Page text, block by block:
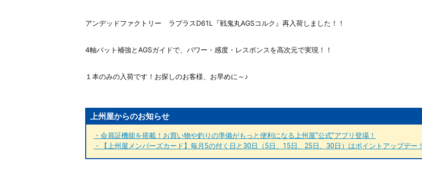
アンデッドファクトリー ラプラスD61L『戦鬼丸AGSコルク』再入荷しました！！
4軸バット補強とAGSガイドで、パワー・感度・レスポンスを高次元で実現！！
１本のみの入荷です！お探しのお客様、お早めに～♪
上州屋からのお知らせ
・会員証機能を搭載！お買い物や釣りの準備がもっと便利になる上州屋“公式”アプリ登場！
・【上州屋メンバーズカード】毎月5の付く日と30日（5日、15日、25日、30日）はポイントアップデー！